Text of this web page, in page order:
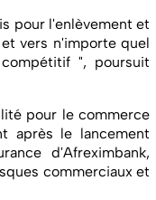
pour l'enlèvement et
vers n'importe quel
", poursuit
pour le commerce
après le lancement
d'Afreximbank,
commerciaux et